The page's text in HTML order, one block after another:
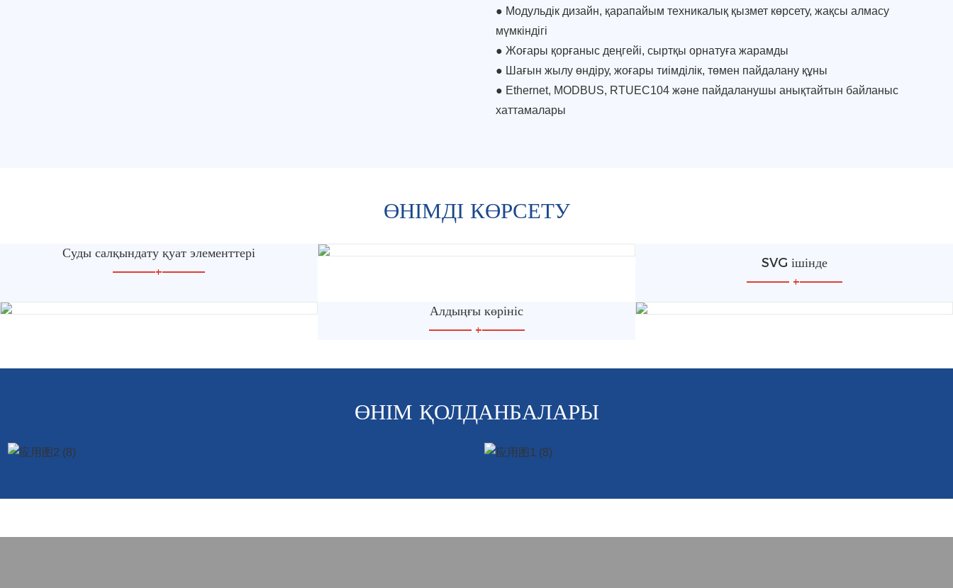
● Модульдік дизайн, қарапайым техникалық қызмет көрсету, жақсы алмасу
мүмкіндігі
● Жоғары қорғаныс деңгейі, сыртқы орнатуға жарамды
● Шағын жылу өндіру, жоғары тиімділік, төмен пайдалану құны
● Ethernet, MODBUS, RTUEC104 және пайдаланушы анықтайтын байланыс
хаттамалары
ӨНІМДІ КӨРСЕТУ
Суды салқындату қуат элементтері
—————+—————
SVG ішінде
—————+—————
Алдыңғы көрініс
—————+—————
ӨНІМ ҚОЛДАНБАЛАРЫ